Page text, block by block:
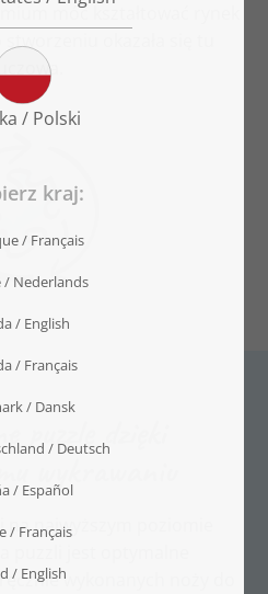
móc kształtować rynek
okazała się tu
puzzle dzięki
wykrawaniu
na najwyższym poziomie
puzzli jest optymalne
wykonanych noży do